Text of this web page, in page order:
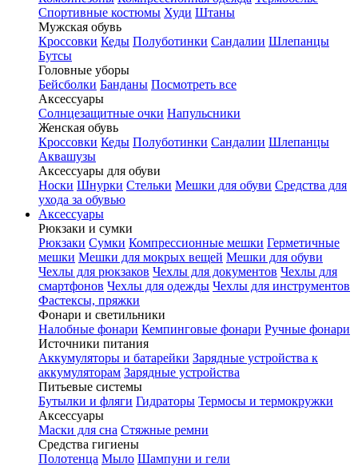
Спортивные костюмы Худи Штаны
Мужская обувь
Кроссовки Кеды Полуботинки Сандалии Шлепанцы
Бутсы
Головные уборы
Бейсболки Банданы Посмотреть все
Аксессуары
Солнцезащитные очки Напульсники
Женская обувь
Кроссовки Кеды Полуботинки Сандалии Шлепанцы
Аквашузы
Аксессуары для обуви
Носки Шнурки Стельки Мешки для обуви Средства для
ухода за обувью
Аксессуары
Рюкзаки и сумки
Рюкзаки Сумки Компрессионные мешки Герметичные
мешки Мешки для мокрых вещей Мешки для обуви
Чехлы для рюкзаков Чехлы для документов Чехлы для
смартфонов Чехлы для одежды Чехлы для инструментов
Фастексы, пряжки
Фонари и светильники
Налобные фонари Кемпинговые фонари Ручные фонари
Источники питания
Аккумуляторы и батарейки Зарядные устройства к
аккумуляторам Зарядные устройства
Питьевые системы
Бутылки и фляги Гидраторы Термосы и термокружки
Аксессуары
Маски для сна Стяжные ремни
Средства гигиены
Полотенца Мыло Шампуни и гели